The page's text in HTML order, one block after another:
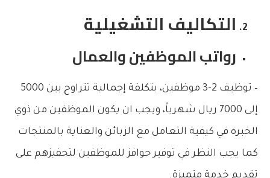
التكاليف التشغيلية
رواتب الموظفين والعمال
– توظيف 2-3 موظفين، بتكلفة إجمالية تتراوح بين 5000
إلى 7000 ريال شهرياً، ويجب ان يكون الموظفين من ذوي
الخبرة في كيفية التعامل مع الزبائن والعناية بالمنتجات
كما يجب النظر في توفير حوافز للموظفين لتحفيزهم على
تقديم خدمة متميزة.